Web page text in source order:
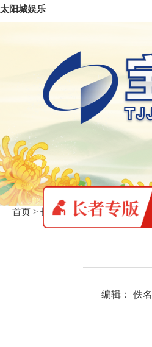
太阳城娱乐
首页 > 长者专版>统计数据
编辑： 佚名